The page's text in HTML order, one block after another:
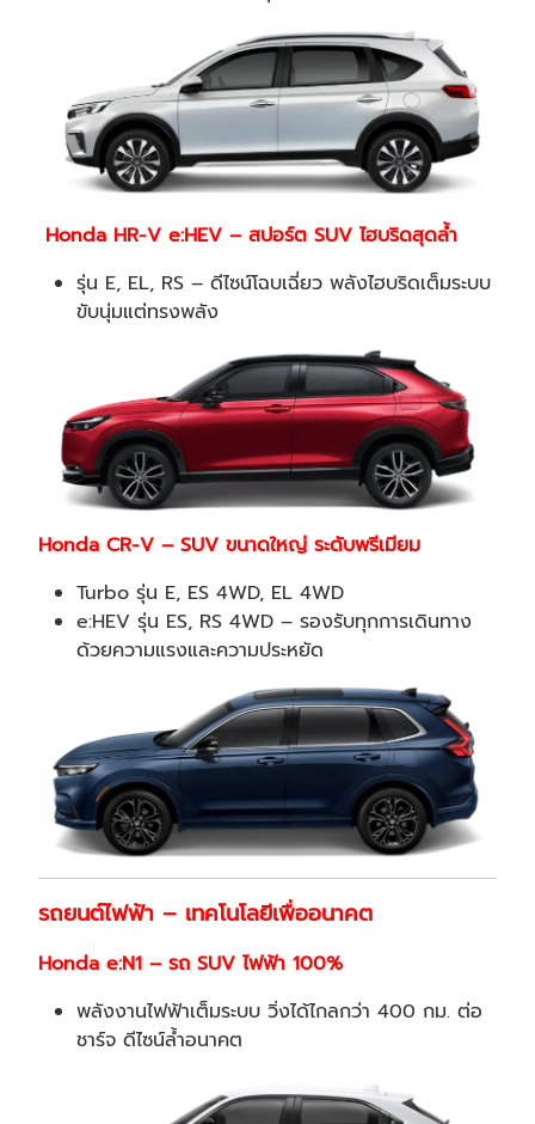
Honda HR-V e:HEV – สปอร์ต SUV ไฮบริดสุดล้ำ
รุ่น E, EL, RS – ดีไซน์โฉบเฉี่ยว พลังไฮบริดเต็มระบบ
ขับนุ่มแต่ทรงพลัง
Honda CR-V – SUV ขนาดใหญ่ ระดับพรีเมียม
Turbo รุ่น E, ES 4WD, EL 4WD
e:HEV รุ่น ES, RS 4WD – รองรับทุกการเดินทาง
ด้วยความแรงและความประหยัด
รถยนต์ไฟฟ้า – เทคโนโลยีเพื่ออนาคต
Honda e:N1 – รถ SUV ไฟฟ้า 100%
พลังงานไฟฟ้าเต็มระบบ วิ่งได้ไกลกว่า 400 กม. ต่อ
ชาร์จ ดีไซน์ล้ำอนาคต